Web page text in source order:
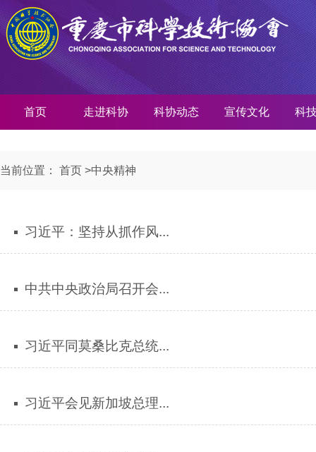
首页 走进科协 科协动态 宣传文化 科
当前位置： 首页 >中央精神
习近平：坚持从抓作风...
中共中央政治局召开会...
习近平同莫桑比克总统...
习近平会见新加坡总理...